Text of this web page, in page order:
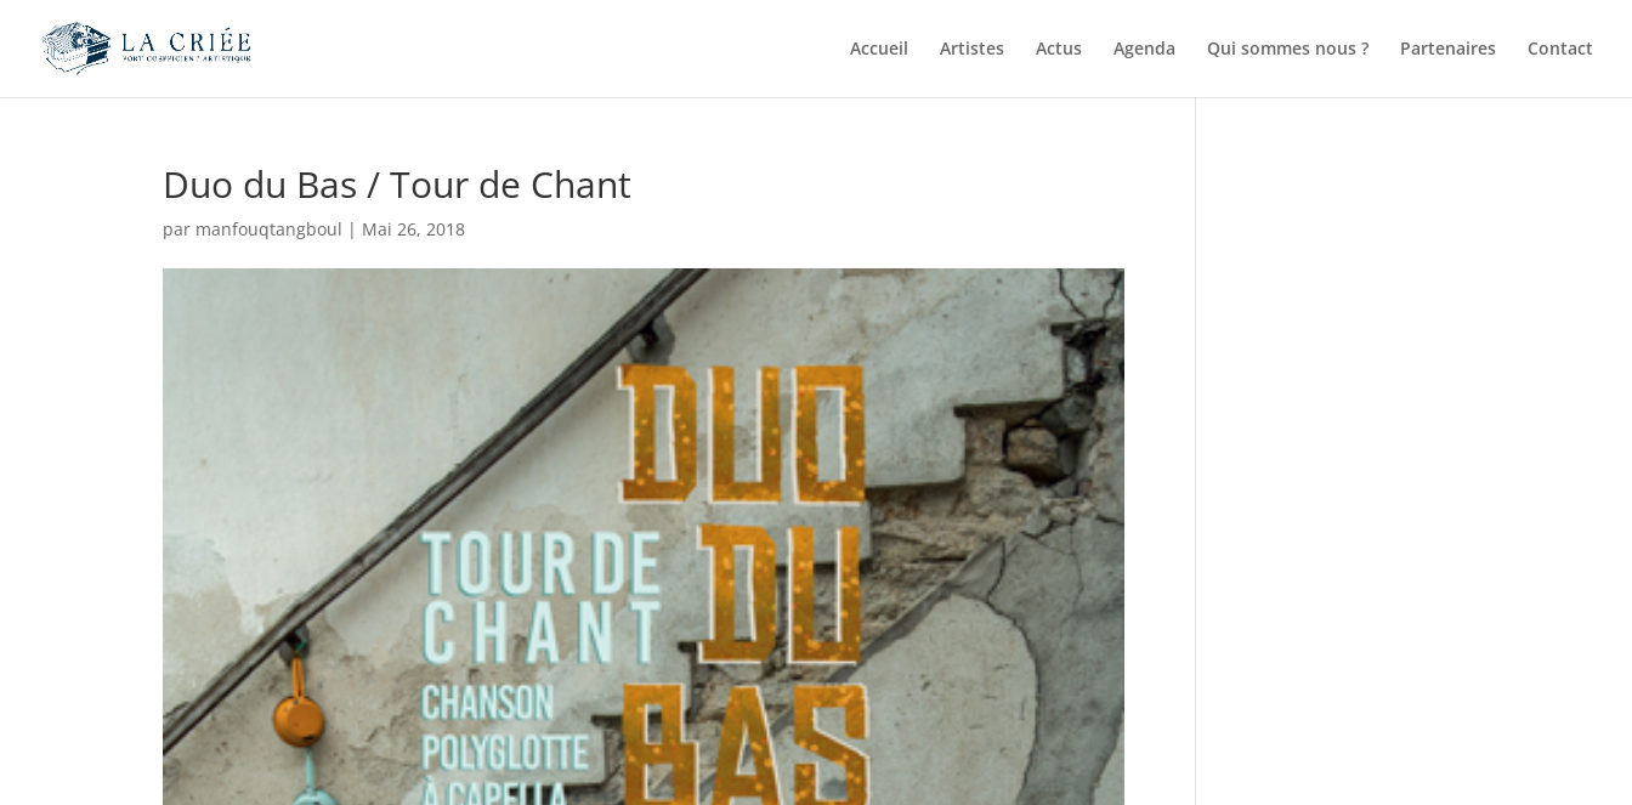
Accueil Artistes Actus Agenda Qui sommes nous ? Partenaires Contact
Duo du Bas / Tour de Chant
par manfouqtangboul | Mai 26, 2018